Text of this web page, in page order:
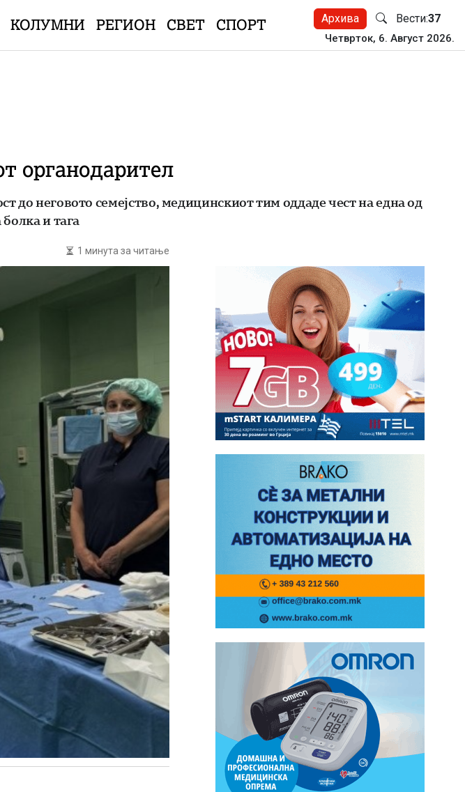
КОЛУМНИ РЕГИОН СВЕТ СПОРТ Архива Вести:37
Четврток, 6. Август 2026.
органодарител
до неговото семејство, медицинскиот тим оддаде чест на една од
и тага
1 минута за читање